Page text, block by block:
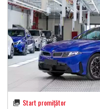
Start promițător